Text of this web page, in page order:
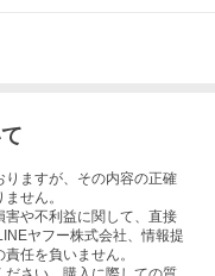
ますが、その内容の正確
せん。
や不利益に関して、直接
ヤフー株式会社、情報提
任を負いません。